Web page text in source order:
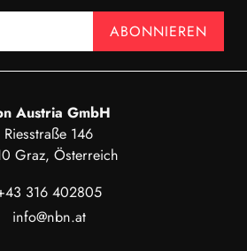
ABONNIEREN
Austria GmbH
Riesstraße 146
Graz, Österreich
316 402805
info@nbn.at